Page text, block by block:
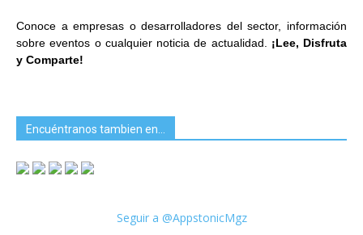
Conoce a empresas o desarrolladores del sector, información
sobre eventos o cualquier noticia de actualidad. ¡Lee, Disfruta
y Comparte!
Encuéntranos tambien en…
Seguir a @AppstonicMgz